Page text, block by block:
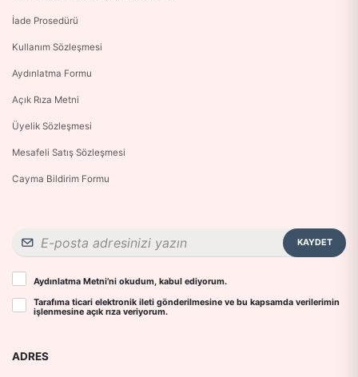
İade Prosedürü
Kullanım Sözleşmesi
Aydınlatma Formu
Açık Rıza Metni
Üyelik Sözleşmesi
Mesafeli Satış Sözleşmesi
Cayma Bildirim Formu
KAYDET
Aydınlatma Metni’ni okudum, kabul ediyorum.
Tarafıma ticari elektronik ileti gönderilmesine ve bu kapsamda verilerimin
işlenmesine açık rıza veriyorum.
ADRES